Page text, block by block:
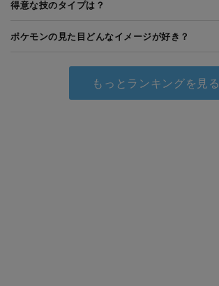
得意な技のタイプは？
ポケモンの見た目どんなイメージが好き？
もっとランキングを見る